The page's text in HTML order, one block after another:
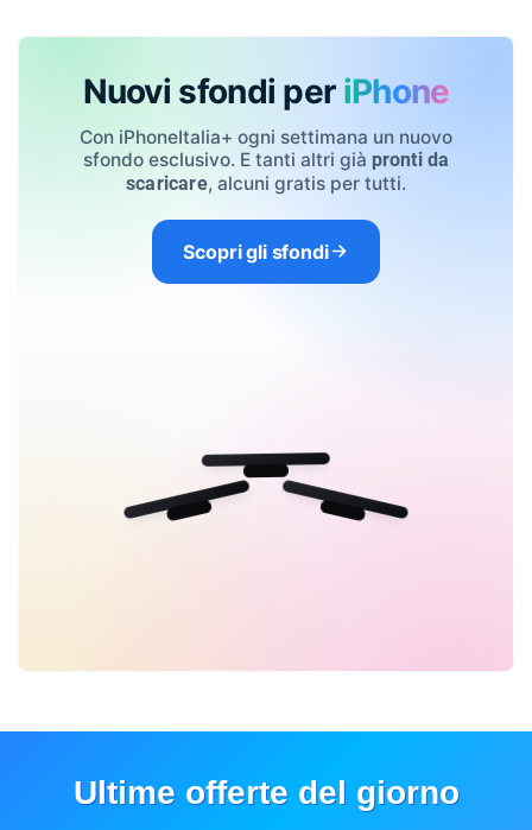
Nuovi sfondi per iPhone
Con iPhoneItalia+ ogni settimana un nuovo
sfondo esclusivo. E tanti altri già pronti da
scaricare, alcuni gratis per tutti.
Scopri gli sfondi
Ultime offerte del giorno